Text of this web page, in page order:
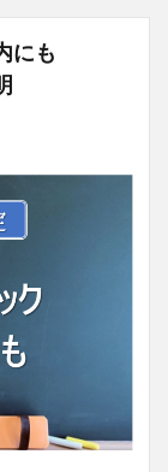
内にも